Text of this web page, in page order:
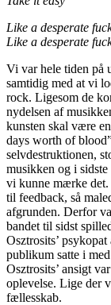
Like a desperate
Like a desperate
Vi var hele tiden på
samtidig med at vi
rock. Ligesom de
nydelsen af
kunsten skal være
days worth of
selvdestruktionen,
musikken og i
vi kunne mærke det.
til feedback, så
afgrunden. Derfor
bandet til sidst
Osztrosits’
publikum satte i
Osztrosits’ ansigt
oplevelse. Lige der
fællesskab.